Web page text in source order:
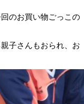
のお買い物ごっこの
子さんもおられ、お